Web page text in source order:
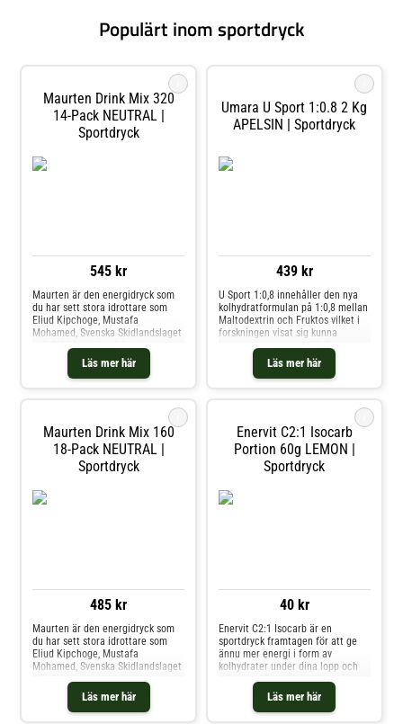
Populärt inom sportdryck
Maurten Drink Mix 320
14-Pack NEUTRAL |
Sportdryck
545 kr
Läs mer här
Maurten är den energidryck som
du har sett stora idrottare som
Eliud Kipchoge, Mustafa
Mohamed, Svenska Skidlandslaget
och Skidskytte landslaget.
Välbeprövad teknologi!Maurten
Drink Mix 320 är producerad med
hydrogel-teknologi och innehåller
Umara U Sport 1:0.8 2 Kg
APELSIN | Sportdryck
439 kr
Läs mer här
U Sport 1:0,8 innehåller den nya
kolhydratformulan på 1:0,8 mellan
Maltodextrin och Fruktos vilket i
forskningen visat sig kunna
leverera mer energi till dina
muskler än någon annan
sportdryck/komposition, samtidigt
som magen håller sig lugn. Helt
Maurten Drink Mix 160
18-Pack NEUTRAL |
Sportdryck
485 kr
Läs mer här
Maurten är den energidryck som
du har sett stora idrottare som
Eliud Kipchoge, Mustafa
Mohamed, Svenska Skidlandslaget
och Skidskytte landslaget.
Välbeprövad teknologi!Maurten
Drink Mix 160 är producerad med
hydrogel-teknologi och innehåller
Enervit C2:1 Isocarb
Portion 60g LEMON |
Sportdryck
40 kr
Läs mer här
Enervit C2:1 Isocarb är en
sportdryck framtagen för att ge
ännu mer energi i form av
kolhydrater under dina lopp och
träningar. En perfekt mix av bra
maltodextrin och fruktos som tas
upp snabbt och optimalt i tarmen
och transporteras ut till de